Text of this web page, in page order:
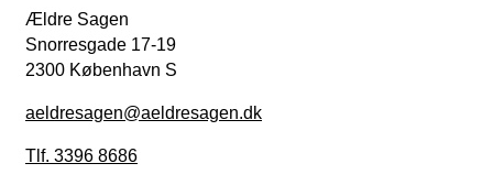
Ældre Sagen
Snorresgade 17-19
2300 København S
aeldresagen@aeldresagen.dk
Tlf. 3396 8686